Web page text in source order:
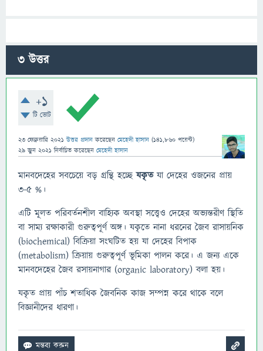
3উত্তর
+1
টি ভোট
23 ফেব্রুয়ারি 2021 উত্তর প্রদান করেছেন মেহেদী হাসান (141,860 পয়েন্ট)
29 জুন 2021 নির্বাচিত করেছেন মেহেদী হাসান
মানবদেহের সবচেয়ে বড় গ্রন্থি হচ্ছেযকৃতযা দেহের ওজনের প্রায়
৩-৫ %।
এটি মূলত পরিবর্তনশীল বাহ্যিক অবস্থা সত্ত্বেও দেহের অভ্যন্তরীণ স্থিতি
বা সাম্য রক্ষাকারী গুরুত্বপূর্ণ অঙ্গ। যকৃতে নানা ধরনের জৈব রাসায়নিক
(biochemical) বিক্রিয়া সংঘটিত হয় যা দেহের বিপাক
(metabolism) ক্রিয়ায় গুরুত্বপূর্ণ ভূমিকা পালন করে। এ জন্য একে
মানবদেহের জৈব রসায়নাগার (organic laboratory) বলা হয়।
যকৃত প্রায় পাঁচ শতাধিক জৈবনিক কাজ সম্পন্ন করে থাকে বলে
বিজ্ঞানীদের ধারণা।